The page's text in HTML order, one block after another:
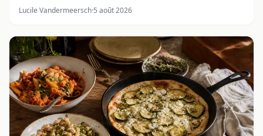
Lucile Vandermeersch·5 août 2026